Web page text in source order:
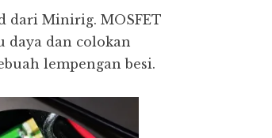
dari Minirig. MOSFET
daya dan colokan
lempengan besi.